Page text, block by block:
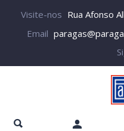
Visite-nos Rua Afonso
Email